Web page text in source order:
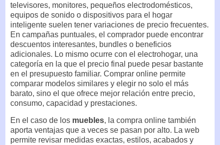
televisores, monitores, pequeños electrodomésticos,
equipos de sonido o dispositivos para el hogar
inteligente suelen tener variaciones de precio frecuentes.
En campañas puntuales, el comprador puede encontrar
descuentos interesantes, bundles o beneficios
adicionales. Lo mismo ocurre con el electrohogar, una
categoría en la que el precio final puede pesar bastante
en el presupuesto familiar. Comprar online permite
comparar modelos similares y elegir no solo el más
barato, sino el que ofrece mejor relación entre precio,
consumo, capacidad y prestaciones.
En el caso de los muebles, la compra online también
aporta ventajas que a veces se pasan por alto. La web
permite revisar medidas exactas, estilos, acabados y